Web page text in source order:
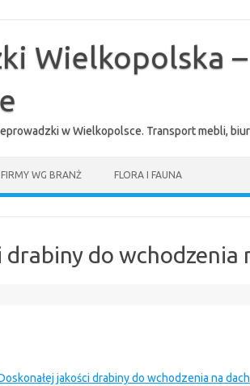
Wielkopolska
w Wielkopolsce. Transport mebli,
FIRMY WG BRANŻ FLORA I FAUNA
drabiny do wchodzenia
jakości drabiny do wchodzenia na dach